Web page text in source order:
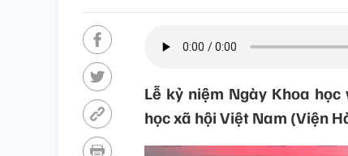
Lễ kỷ niệm Ngày Khoa
học xã hội Việt Nam (Viện